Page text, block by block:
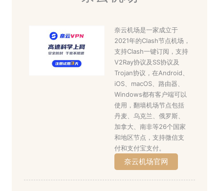
奈云机场是一家成立于
2021年的Clash节点机场，
支持Clash一键订阅，支持
V2Ray协议及SS协议及
Trojan协议，在Android、
iOS、macOS、路由器、
Windows都有客户端可以
使用，翻墙机场节点包括
丹麦、乌克兰、俄罗斯、
加拿大、南非等26个国家
和地区节点，支持微信支
付和支付宝支付。
奈云机场官网